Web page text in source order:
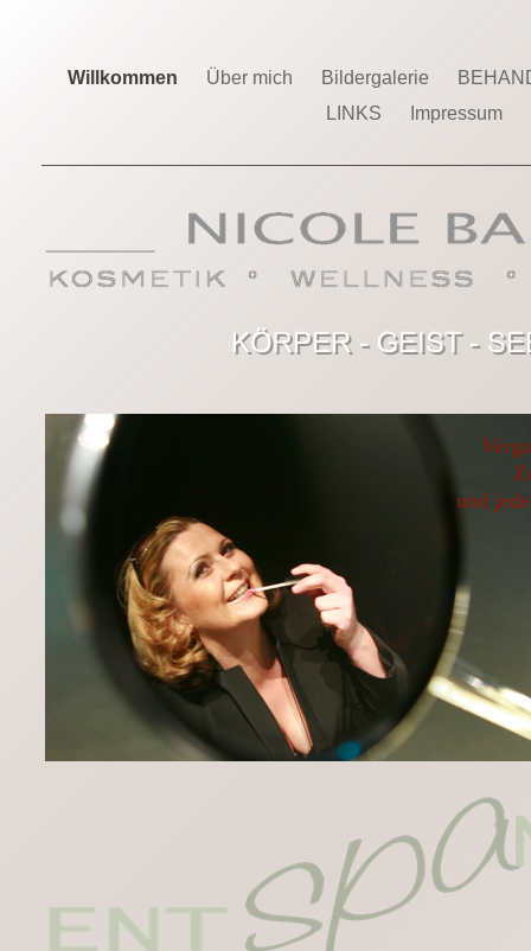
Willkommen Über mich Bildergalerie
LINKS
Impressum
und